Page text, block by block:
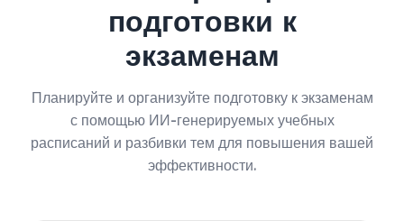
подготовки к
экзаменам
Планируйте и организуйте подготовку к экзаменам
с помощью ИИ-генерируемых учебных
расписаний и разбивки тем для повышения вашей
эффективности.